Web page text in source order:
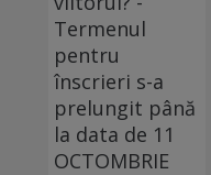
Termenul
pentru
înscrieri s-a
prelungit până
la data de 11
OCTOMBRIE